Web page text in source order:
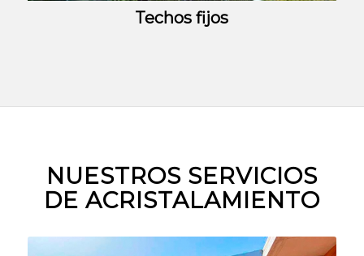
Techos fijos
NUESTROS SERVICIOS
DE ACRISTALAMIENTO